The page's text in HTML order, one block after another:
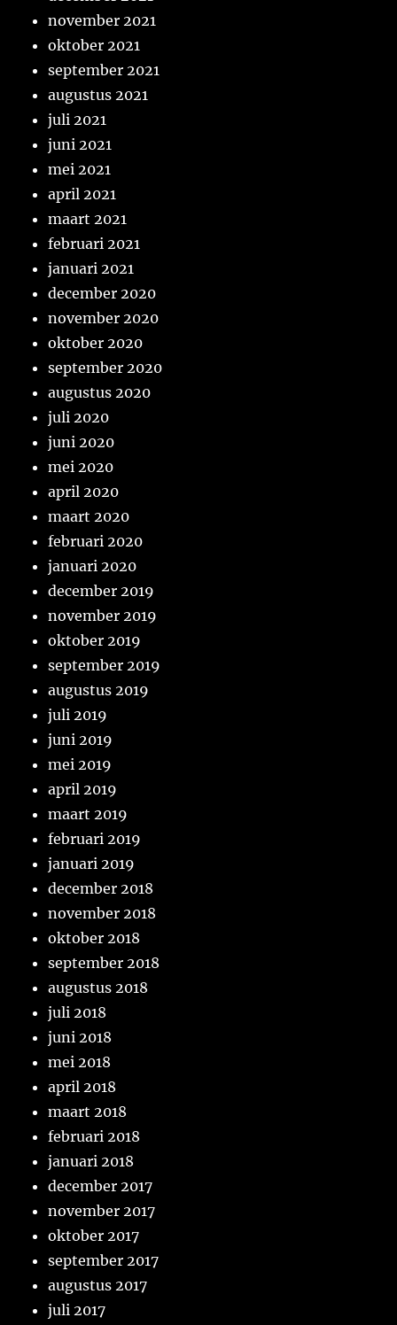
november 2021
oktober 2021
september 2021
augustus 2021
juli 2021
juni 2021
mei 2021
april 2021
maart 2021
februari 2021
januari 2021
december 2020
november 2020
oktober 2020
september 2020
augustus 2020
juli 2020
juni 2020
mei 2020
april 2020
maart 2020
februari 2020
januari 2020
december 2019
november 2019
oktober 2019
september 2019
augustus 2019
juli 2019
juni 2019
mei 2019
april 2019
maart 2019
februari 2019
januari 2019
december 2018
november 2018
oktober 2018
september 2018
augustus 2018
juli 2018
juni 2018
mei 2018
april 2018
maart 2018
februari 2018
januari 2018
december 2017
november 2017
oktober 2017
september 2017
augustus 2017
juli 2017